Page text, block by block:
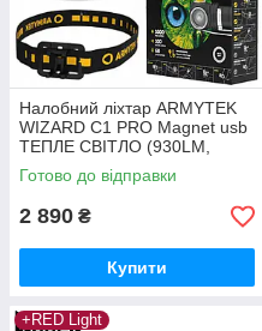
Налобний ліхтар ARMYTEK
WIZARD C1 PRO Magnet usb
ТЕПЛЕ СВІТЛО (930LM,
4000K Samsung Warm LED,
900mAh 18350)
Готово до відправки
2 890 ₴
Купити
+RED Light